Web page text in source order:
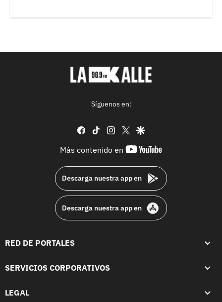
Síguenos en:
facebook
tiktok instagram
twittergoogle
Más contenido en
youtube-
Descarga nuestra app en
Descarga nuestra app en
RED DE PORTALES
SERVICIOS CORPORATIVOS
LEGAL